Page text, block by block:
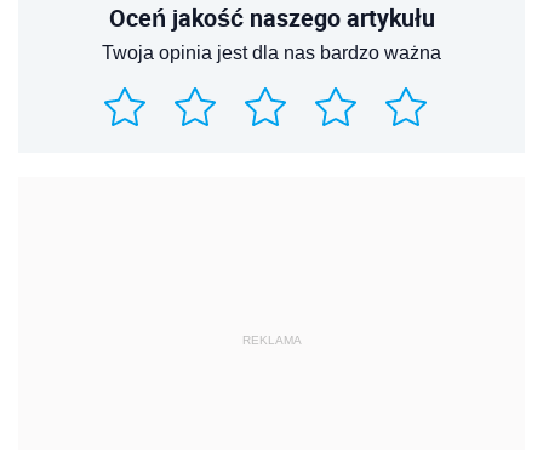
Oceń jakość naszego artykułu
Twoja opinia jest dla nas bardzo ważna
REKLAMA